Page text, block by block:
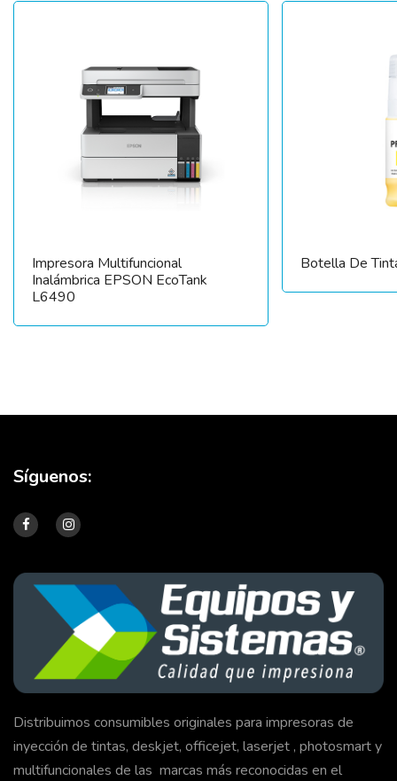
Impresora Multifuncional
Inalámbrica EPSON EcoTank
L6490
Botella De
Distribuimos consumibles originales para impresoras de
inyección de tintas, deskjet, officejet, laserjet , photosmart y
multifuncionales de las marcas más reconocidas en el
Síguenos: